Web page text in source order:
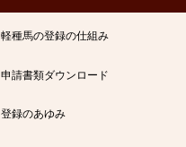
軽種馬の登録の仕組み
申請書類ダウンロード
登録のあゆみ